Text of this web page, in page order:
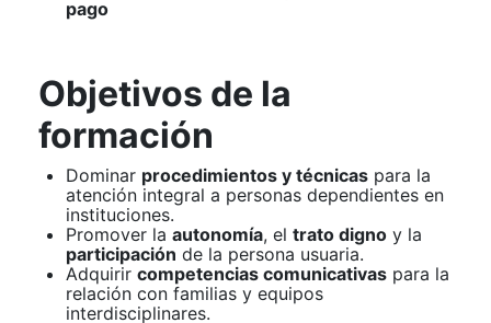
pago
Objetivos de la
formación
Dominar procedimientos y técnicas para la
atención integral a personas dependientes en
instituciones.
Promover la autonomía, el trato digno y la
participación de la persona usuaria.
Adquirir competencias comunicativas para la
relación con familias y equipos
interdisciplinares.